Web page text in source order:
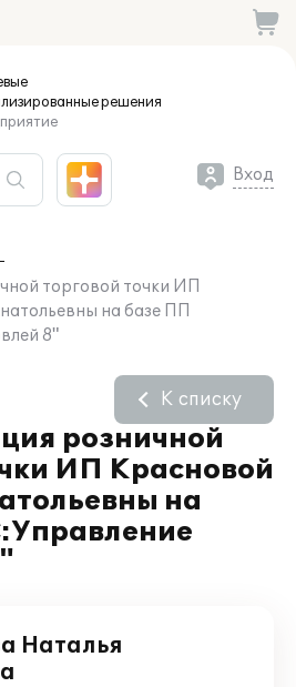
решения
Вход
торговой точки ИП
на базе ПП
8"
розничной
ИП Красновой
на
К списку
Наталья